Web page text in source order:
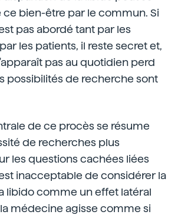
bien-être par le commun. Si
pas abordé tant par les
les patients, il reste secret et,
pas au quotidien perd
possibilités de recherche sont
de ce procès se résume
de recherches plus
les questions cachées liées
inacceptable de considérer la
libido comme un effet latéral
médecine agisse comme si